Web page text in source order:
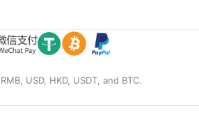
USD, HKD, USDT, and BTC.